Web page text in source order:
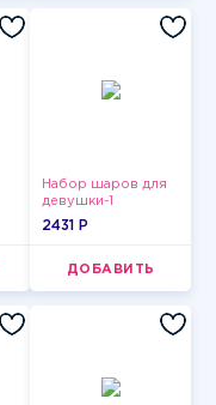
Набор шаров для
девушки-1
2431 P
ДОБАВИТЬ